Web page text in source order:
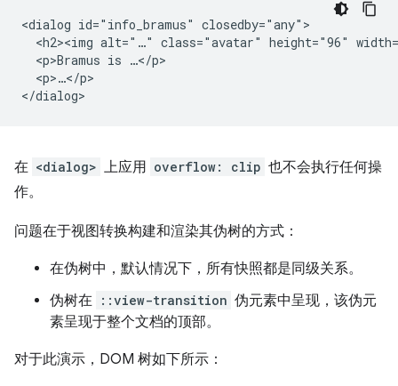
<dialog id="info_bramus" closedby="any">
<h2><img alt="…" class="avatar" height="96"
  <p>Bramus is …</p>
  <p>…</p>
在 <dialog> 上应用 overflow: clip 也不会执行任何操
作。
问题在于视图转换构建和渲染其伪树的方式：
在伪树中，默认情况下，所有快照都是同级关系。
伪树在 ::view-transition 伪元素中呈现，该伪元
素呈现于整个文档的顶部。
对于此演示，DOM 树如下所示：